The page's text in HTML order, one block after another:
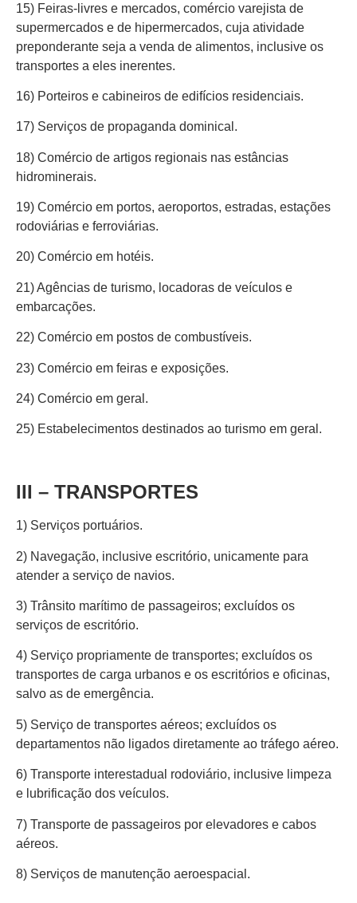
15) Feiras-livres e mercados, comércio varejista de
supermercados e de hipermercados, cuja atividade
preponderante seja a venda de alimentos, inclusive os
transportes a eles inerentes.
16) Porteiros e cabineiros de edifícios residenciais.
17) Serviços de propaganda dominical.
18) Comércio de artigos regionais nas estâncias
hidrominerais.
19) Comércio em portos, aeroportos, estradas, estações
rodoviárias e ferroviárias.
20) Comércio em hotéis.
21) Agências de turismo, locadoras de veículos e
embarcações.
22) Comércio em postos de combustíveis.
23) Comércio em feiras e exposições.
24) Comércio em geral.
25) Estabelecimentos destinados ao turismo em geral.
III – TRANSPORTES
1) Serviços portuários.
2) Navegação, inclusive escritório, unicamente para
atender a serviço de navios.
3) Trânsito marítimo de passageiros; excluídos os
serviços de escritório.
4) Serviço propriamente de transportes; excluídos os
transportes de carga urbanos e os escritórios e oficinas,
salvo as de emergência.
5) Serviço de transportes aéreos; excluídos os
departamentos não ligados diretamente ao tráfego aéreo.
6) Transporte interestadual rodoviário, inclusive limpeza
e lubrificação dos veículos.
7) Transporte de passageiros por elevadores e cabos
aéreos.
8) Serviços de manutenção aeroespacial.